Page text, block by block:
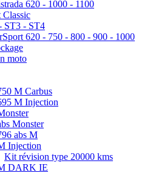
620 - 1000 - 1100
Classic
ST3 - ST4
620 - 750 - 800 - 900 - 1000
moto
M Carbus
M Injection
Monster
abs M
Injection
Kit révision type 20000 kms
DARK IE